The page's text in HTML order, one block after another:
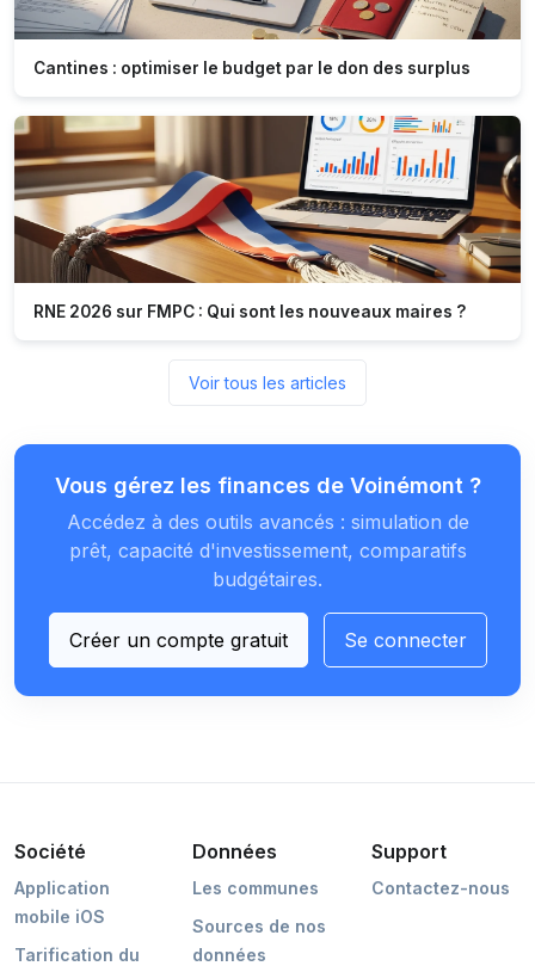
Cantines : optimiser le budget par le don des surplus
RNE 2026 sur FMPC : Qui sont les nouveaux maires ?
Voir tous les articles
Vous gérez les finances de Voinémont ?
Accédez à des outils avancés : simulation de
prêt, capacité d'investissement, comparatifs
budgétaires.
Créer un compte gratuit Se connecter
Société
Application
mobile iOS
Tarification du
Données
Les communes
Sources de nos
données
Support
Contactez-nous